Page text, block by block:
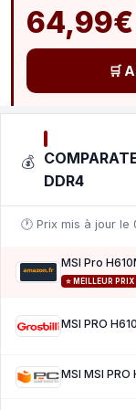
64,99€
🛒
💰
DDR4
🕐 Prix mis à jour
⭐ MEILLEUR PRIX
MSI MSI PRO